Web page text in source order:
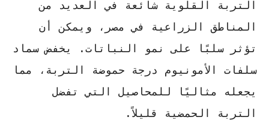
التربة القلوية شائعة في العديد من
المناطق الزراعية في مصر، ويمكن أن
تؤثر سلبًا على نمو النباتات.
يخفض سماد
سلفات الأمونيوم درجة حموضة التربة ، مما
يجعله مثاليًا للمحاصيل التي تفضل
التربة الحمضية قليلاً.